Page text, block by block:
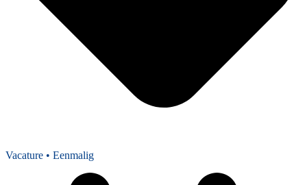
Vacature • Eenmalig